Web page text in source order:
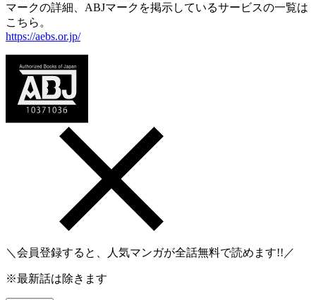
マークの詳細、ABJマークを掲示しているサービスの一覧は
こちら。
https://aebs.or.jp/
＼会員登録すると、人気マンガが全話無料で読めます!!／
※最新話は除きます